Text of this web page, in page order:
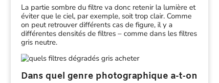
La partie sombre du filtre va donc retenir la lumière et
éviter que le ciel, par exemple, soit trop clair. Comme
on peut retrouver différents cas de figure, il y a
différentes densités de filtres – comme dans les filtres
gris neutre.
Dans quel genre photographique a-t-on